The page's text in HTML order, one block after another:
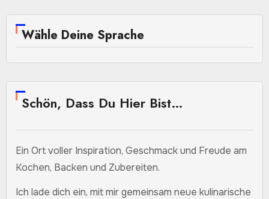
Wähle Deine Sprache
Schön, Dass Du Hier Bist…
Ein Ort voller Inspiration, Geschmack und Freude am
Kochen, Backen und Zubereiten.
Ich lade dich ein, mit mir gemeinsam neue kulinarische